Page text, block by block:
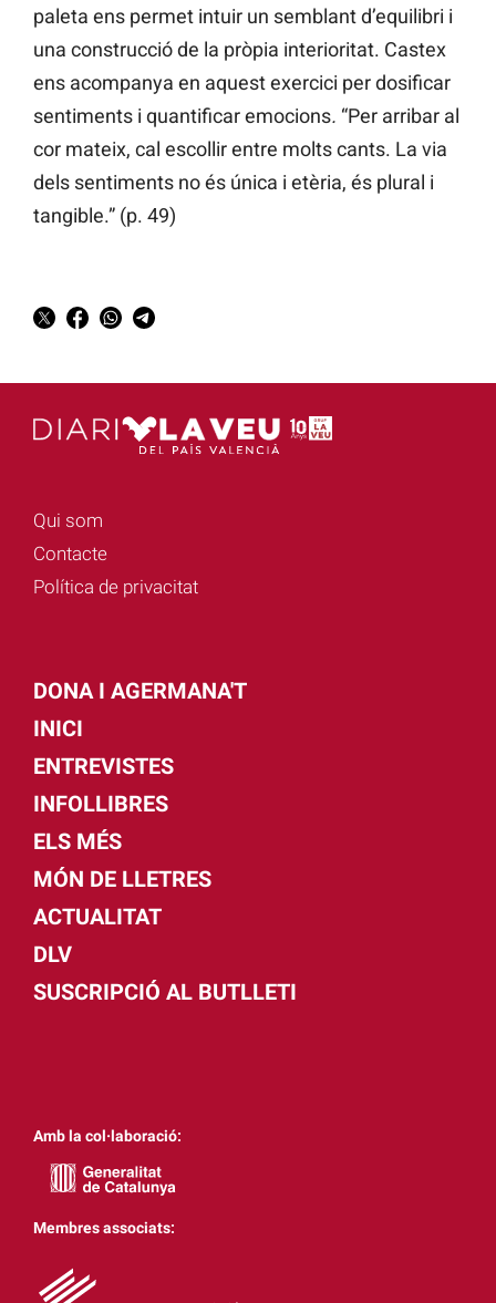
paleta ens permet intuir un semblant d’equilibri i
una construcció de la pròpia interioritat. Castex
ens acompanya en aquest exercici per dosificar
sentiments i quantificar emocions. “Per arribar al
cor mateix, cal escollir entre molts cants. La via
dels sentiments no és única i etèria, és plural i
tangible.” (p. 49)
Qui som
Contacte
Política de privacitat
DONA I AGERMANA'T
INICI
ENTREVISTES
INFOLLIBRES
ELS MÉS
MÓN DE LLETRES
ACTUALITAT
DLV
SUSCRIPCIÓ AL BUTLLETI
Amb la col·laboració:
Membres associats: